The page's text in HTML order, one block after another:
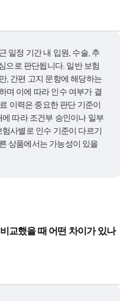
일정 기간 내 입원, 수술, 추
으로 판단됩니다. 일반 보험
, 간편 고지 문항에 해당하는
며 이에 따라 인수 여부가 결
이력은 중요한 판단 기준이
따라 조건부 승인이나 일부
사별로 인수 기준이 다르기
상품에서는 가능성이 있을
교했을 때 어떤 차이가 있나